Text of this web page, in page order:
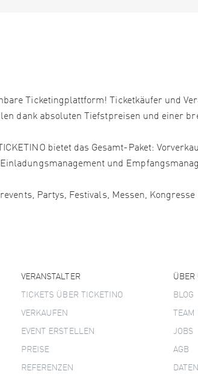
Ticketingplattform! Ticketkäufer und
dank absoluten Tiefstpreisen und einer
bietet das Gesamt-Paket:
und
Partys, Festivals, Messen,
VERANSTALTER
TICKETS ÜBER TICKETINO
VERKAUFEN
EVENT ERSTELLEN
PREISE
REFERENZEN
ÜBER
BLOG
TEAM
JOBS
AGB